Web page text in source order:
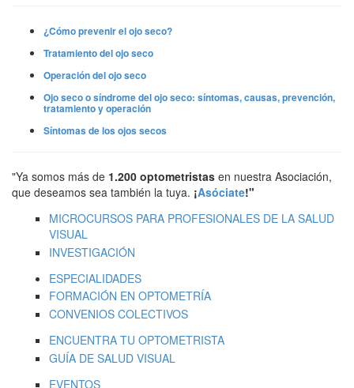
¿Cómo prevenir el ojo seco?
Tratamiento del ojo seco
Operación del ojo seco
Ojo seco o síndrome del ojo seco: síntomas, causas, prevención,
tratamiento y operación
Síntomas de los ojos secos
"Ya somos más de 1.200 optometristas en nuestra Asociación,
que deseamos sea también la tuya. ¡Asóciate!"
MICROCURSOS PARA PROFESIONALES DE LA SALUD
VISUAL
INVESTIGACIÓN
ESPECIALIDADES
FORMACIÓN EN OPTOMETRÍA
CONVENIOS COLECTIVOS
ENCUENTRA TU OPTOMETRISTA
GUÍA DE SALUD VISUAL
EVENTOS